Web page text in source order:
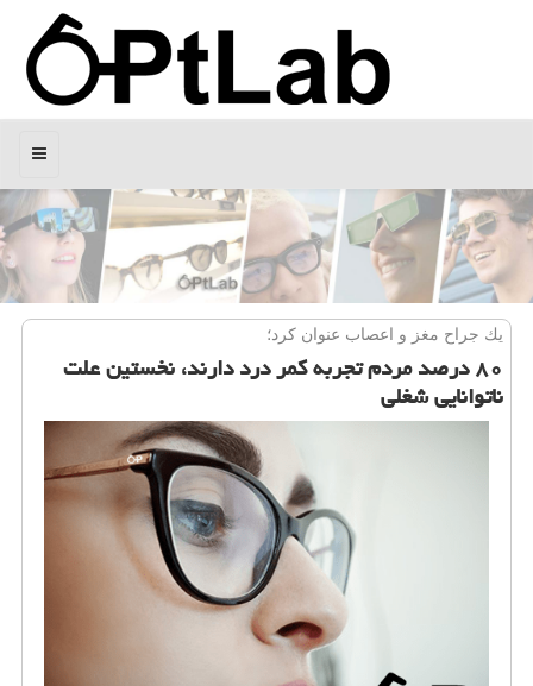
منو
یك جراح مغز و اعصاب عنوان كرد؛
۸۰ درصد مردم تجربه كمر درد دارند، نخستین علت
ناتوانایی شغلی